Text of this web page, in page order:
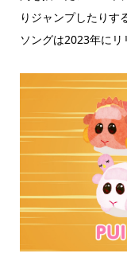
りジャンプしたりす
ソングは2023年にリ